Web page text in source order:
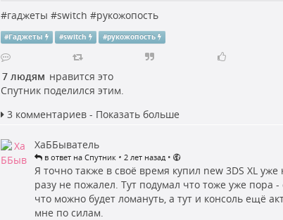
#гаджеты #switch #рукожопость
#Гаджеты #switch #рукожопость
7 людям нравится это
Спутникподелился этим.
3 комментариев - Показать больше
ХаББыватель
в ответ на Спутник • 2 лет назад •
Я точно также в своё время купил new 3DS XL
разу не пожалел. Тут подумал что тоже уже пора
что можно будет ломануть, а тут и консоль ещё
мне по силам.